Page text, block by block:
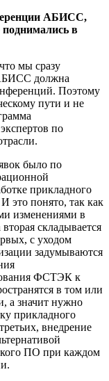
АБИСС,
в
мы сразу
должна
Поэтому
пути и не
по
было по
прикладного
это понято, так как
изменениями в
складывается
с уходом
задумываются
ФСТЭК к
в том или
а значит нужно
прикладного
внедрение
ПО при каждом